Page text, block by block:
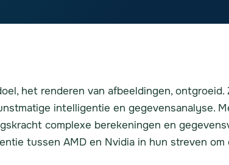
het renderen van afbeeldingen,
intelligentie en gegevensanalyse.
complexe berekeningen en
tussen AMD en Nvidia in hun streven om